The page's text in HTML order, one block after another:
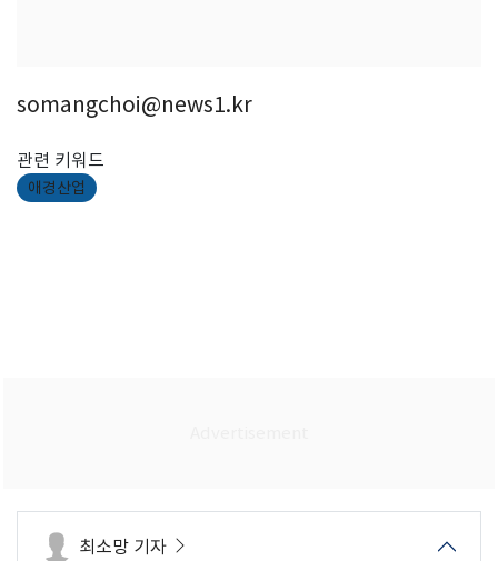
somangchoi@news1.kr
관련 키워드
애경산업
최소망 기자